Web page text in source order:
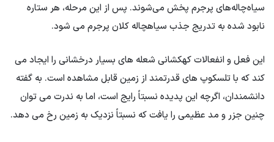
سیاه‌چاله‌های پرجرم پخش می‌شوند. پس از این مرحله، هر ستاره
نابود شده به تدریج جذب سیاهچاله کلان پرجرم می شود.
این فعل و انفعالات کهکشانی شعله های بسیار درخشانی را ایجاد می
کند که با تلسکوپ های قدرتمند از زمین قابل مشاهده است. به گفته
دانشمندان، اگرچه این پدیده نسبتاً رایج است، اما به ندرت می توان
چنین جزر و مد عظیمی را یافت که نسبتاً نزدیک به زمین رخ می دهد.